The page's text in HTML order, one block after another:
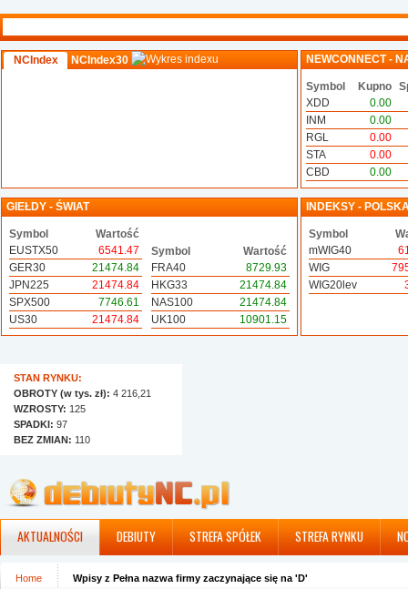
NCIndex NCIndex30 NEWCONNECT -
Symbol Kupno
XDD
0.00
INM
0.00
RGL
0.00
STA
0.00
CBD
0.00
GIEŁDY - ŚWIAT
Symbol
Wartość
EUSTX50
6541.47
GER30
21474.84
JPN225
21474.84
SPX500
7746.61
US30
21474.84
Symbol
Wartość
FRA40
8729.93
HKG33
21474.84
NAS100
21474.84
UK100
10901.15
INDEKSY -
Symbol
mWIG40
WIG
WIG20lev
STAN RYNKU:
OBROTY (w tys. zł): 4 216,21
WZROSTY: 125
SPADKI: 97
BEZ ZMIAN: 110
AKTUALNOŚCI DEBIUTY STREFA SPÓŁEK STREFA RYNKU
Home Wpisy z Pełna nazwa firmy zaczynające się na 'D'